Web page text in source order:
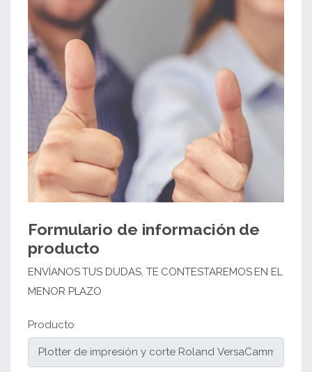
Formulario de información de
producto
ENVÍANOS TUS DUDAS, TE CONTESTAREMOS EN EL
MENOR PLAZO
Producto